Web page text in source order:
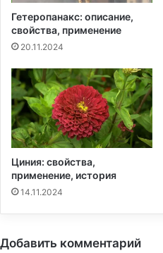
Гетеропанакс: описание,
свойства, применение
20.11.2024
Циния: свойства,
применение, история
14.11.2024
Добавить комментарий